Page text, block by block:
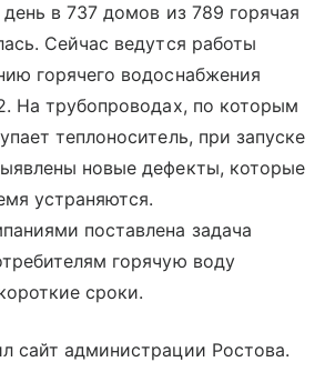
в 737 домов из 789 горячая
Сейчас ведутся работы
горячего водоснабжения
На трубопроводах, по которым
теплоноситель, при запуске
новые дефекты, которые
устраняются.
поставлена задача
горячую воду
сроки.
сайт администрации Ростова.